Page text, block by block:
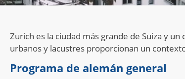
Zurich es la ciudad más grande de Suiza y
urbanos y lacustres proporcionan un
Programa de alemán general